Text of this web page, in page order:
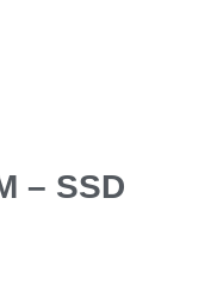
– SSD